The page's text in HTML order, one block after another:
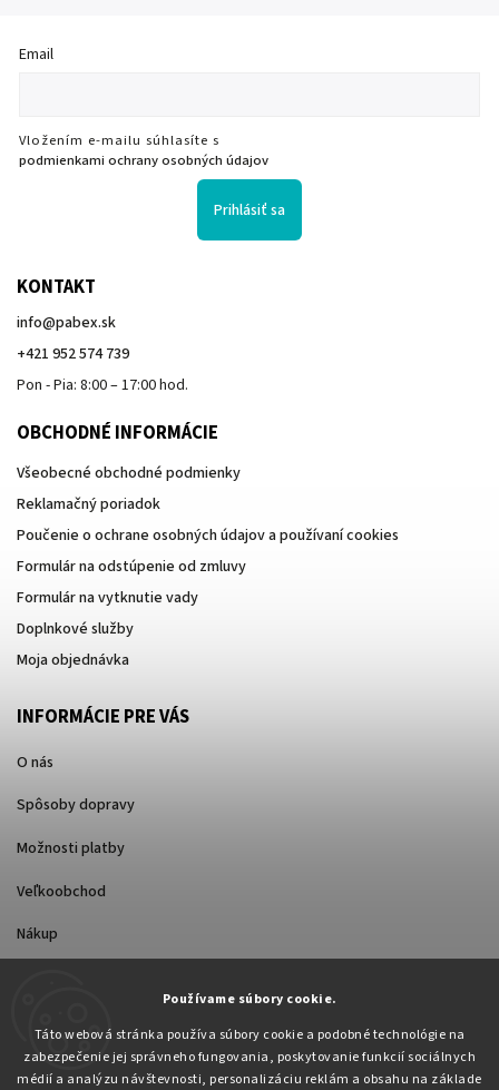
Používame súbory cookie.
Táto webová stránka používa súbory cookie a podobné technológie na
zabezpečenie jej správneho fungovania, poskytovanie funkcií sociálnych
médií a analýzu návštevnosti, personalizáciu reklám a obsahu na základe
Email
Vložením e-mailu súhlasíte s
podmienkami ochrany osobných údajov
Prihlásiť sa
KONTAKT
info@pabex.sk
+421 952 574 739
Pon - Pia: 8:00 – 17:00 hod.
OBCHODNÉ INFORMÁCIE
Všeobecné obchodné podmienky
Reklamačný poriadok
Poučenie o ochrane osobných údajov a používaní cookies
Formulár na odstúpenie od zmluvy
Formulár na vytknutie vady
Doplnkové služby
Moja objednávka
INFORMÁCIE PRE VÁS
O nás
Spôsoby dopravy
Možnosti platby
Veľkoobchod
Nákup